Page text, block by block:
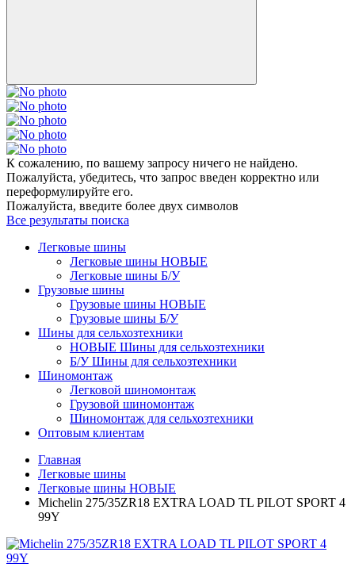
К сожалению, по вашему запросу ничего не найдено.
Пожалуйста, убедитесь, что запрос введен корректно или
переформулируйте его.
Пожалуйста, введите более двух символов
Все результаты поиска
Легковые шины
Легковые шины НОВЫЕ
Легковые шины Б/У
Грузовые шины
Грузовые шины НОВЫЕ
Грузовые шины Б/У
Шины для сельхозтехники
НОВЫЕ Шины для сельхозтехники
Б/У Шины для сельхозтехники
Шиномонтаж
Легковой шиномонтаж
Грузовой шиномонтаж
Шиномонтаж для сельхозтехники
Оптовым клиентам
Главная
Легковые шины
Легковые шины НОВЫЕ
Michelin 275/35ZR18 EXTRA LOAD TL PILOT SPORT 4
99Y